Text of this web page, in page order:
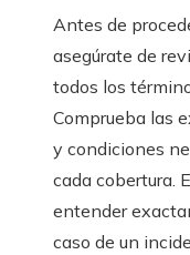
Antes de
asegúrate de
todos los
Comprueba las
y condiciones
cada cobertura.
entender
caso de un